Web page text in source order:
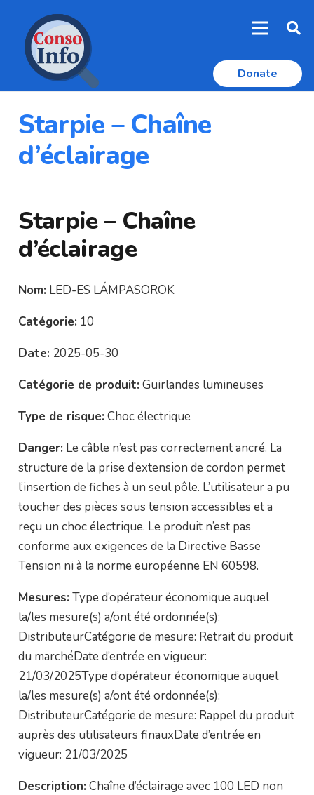
Donate
Starpie – Chaîne
d’éclairage
Starpie – Chaîne
d’éclairage
Nom: LED-ES LÁMPASOROK
Catégorie: 10
Date: 2025-05-30
Catégorie de produit: Guirlandes lumineuses
Type de risque: Choc électrique
Danger: Le câble n’est pas correctement ancré. La
structure de la prise d’extension de cordon permet
l’insertion de fiches à un seul pôle. L’utilisateur a pu
toucher des pièces sous tension accessibles et a
reçu un choc électrique. Le produit n’est pas
conforme aux exigences de la Directive Basse
Tension ni à la norme européenne EN 60598.
Mesures: Type d’opérateur économique auquel
la/les mesure(s) a/ont été ordonnée(s):
DistributeurCatégorie de mesure: Retrait du produit
du marchéDate d’entrée en vigueur:
21/03/2025Type d’opérateur économique auquel
la/les mesure(s) a/ont été ordonnée(s):
DistributeurCatégorie de mesure: Rappel du produit
auprès des utilisateurs finauxDate d’entrée en
vigueur: 21/03/2025
Description: Chaîne d’éclairage avec 100 LED non